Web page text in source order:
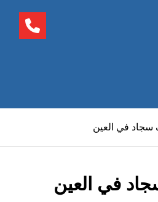
سجاد في العين
في العين